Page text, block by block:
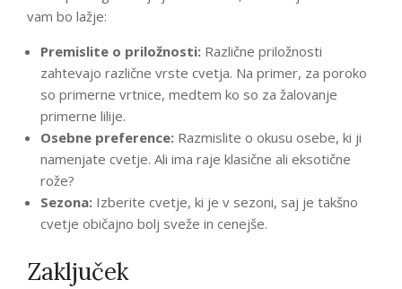
vam bo lažje:
Premislite o priložnosti: Različne priložnosti
zahtevajo različne vrste cvetja. Na primer, za poroko
so primerne vrtnice, medtem ko so za žalovanje
primerne lilije.
Osebne preference: Razmislite o okusu osebe, ki ji
namenjate cvetje. Ali ima raje klasične ali eksotične
rože?
Sezona: Izberite cvetje, ki je v sezoni, saj je takšno
cvetje običajno bolj sveže in cenejše.
Zaključek